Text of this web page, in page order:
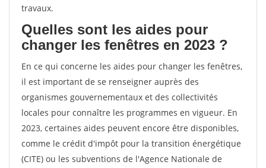
travaux.
Quelles sont les aides pour
changer les fenêtres en 2023 ?
En ce qui concerne les aides pour changer les fenêtres,
il est important de se renseigner auprès des
organismes gouvernementaux et des collectivités
locales pour connaître les programmes en vigueur. En
2023, certaines aides peuvent encore être disponibles,
comme le crédit d'impôt pour la transition énergétique
(CITE) ou les subventions de l'Agence Nationale de